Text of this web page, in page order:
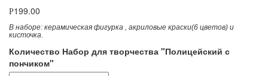
Р199.00
В наборе: керамическая фигурка , акриловые краски(6 цветов) и
кисточка.
Количество Набор для творчества "Полицейский с
пончиком"